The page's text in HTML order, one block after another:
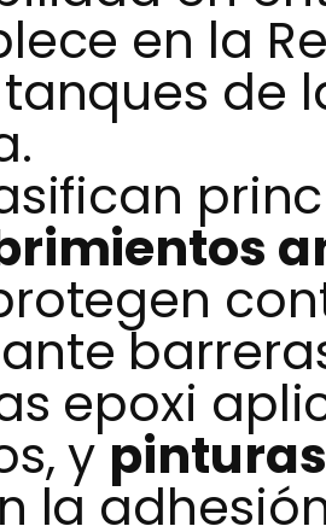
en la
de
epoxi
y
la